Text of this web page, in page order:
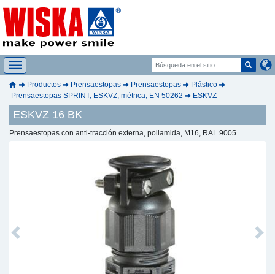
Productos Prensaestopas Prensaestopas
Plástico
Prensaestopas SPRINT, ESKVZ, métrica, EN 50262
ESKVZ
ESKVZ 16 BK
Prensaestopas con anti-tracción externa, poliamida, M16, RAL 9005
Previous Next